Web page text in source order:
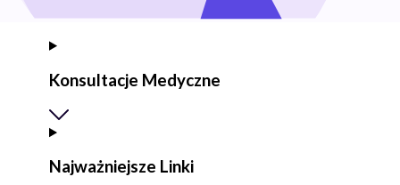
Konsultacje Medyczne
Najważniejsze Linki